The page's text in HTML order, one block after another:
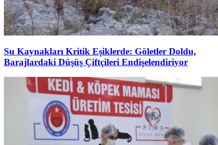
Su Kaynakları Kritik Eşiklerde: Göletler Doldu,
Barajlardaki Düşüş Çiftçileri Endişelendiriyor